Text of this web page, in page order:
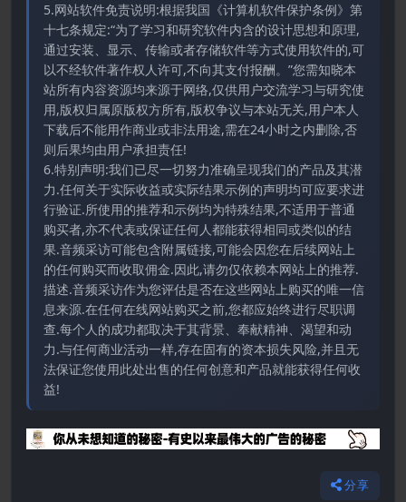
5.网站软件免责说明:根据我国《计算机软件保护条例》第
十七条规定:“为了学习和研究软件内含的设计思想和原理,
通过安装、显示、传输或者存储软件等方式使用软件的,可
以不经软件著作权人许可,不向其支付报酬。”您需知晓本
站所有内容资源均来源于网络,仅供用户交流学习与研究使
用,版权归属原版权方所有,版权争议与本站无关,用户本人
下载后不能用作商业或非法用途,需在24小时之内删除,否
则后果均由用户承担责任!
6.特别声明:我们已尽一切努力准确呈现我们的产品及其潜
力.任何关于实际收益或实际结果示例的声明均可应要求进
行验证.所使用的推荐和示例均为特殊结果,不适用于普通
购买者,亦不代表或保证任何人都能获得相同或类似的结
果.音频采访可能包含附属链接,可能会因您在后续网站上
的任何购买而收取佣金.因此,请勿仅依赖本网站上的推荐.
描述.音频采访作为您评估是否在这些网站上购买的唯一信
息来源.在任何在线网站购买之前,您都应始终进行尽职调
查.每个人的成功都取决于其背景、奉献精神、渴望和动
力.与任何商业活动一样,存在固有的资本损失风险,并且无
法保证您使用此处出售的任何创意和产品就能获得任何收
益!
分享